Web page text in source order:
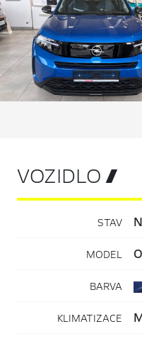
VOZIDLO 
STAV
MODEL
BARVA
KLIMATIZACE